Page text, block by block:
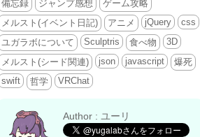
備忘録
ジャンプ感想
ゲーム攻略
メルスト(イベント日記)
アニメ jQuery
css
ユガラボについて
Sculptris 食べ物
3D
メルスト(シード関連)
json javascript
爆死
swift
哲学 VRChat
Author : ユーリ